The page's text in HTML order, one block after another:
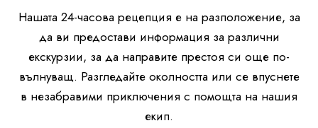
Нашата 24-часова рецепция е на разположение, за
да ви предостави информация за различни
екскурзии, за да направите престоя си още по-
вълнуващ. Разгледайте околността или се впуснете
в незабравими приключения с помощта на нашия
екип.